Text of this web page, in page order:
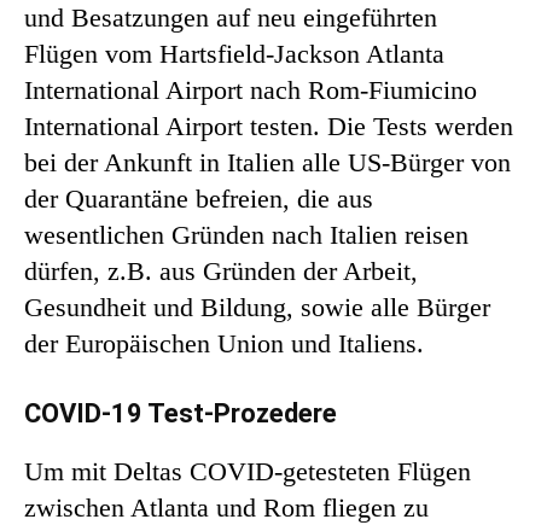
und Besatzungen auf neu eingeführten
Flügen vom Hartsfield-Jackson Atlanta
International Airport nach Rom-Fiumicino
International Airport testen. Die Tests werden
bei der Ankunft in Italien alle US-Bürger von
der Quarantäne befreien, die aus
wesentlichen Gründen nach Italien reisen
dürfen, z.B. aus Gründen der Arbeit,
Gesundheit und Bildung, sowie alle Bürger
der Europäischen Union und Italiens.
COVID-19 Test-Prozedere
Um mit Deltas COVID-getesteten Flügen
zwischen Atlanta und Rom fliegen zu